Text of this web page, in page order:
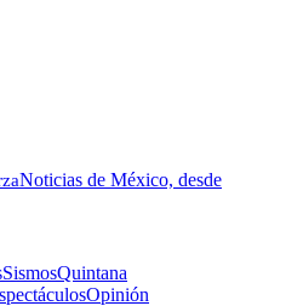
Noticias de México, desde
SismosQuintana
Opinión